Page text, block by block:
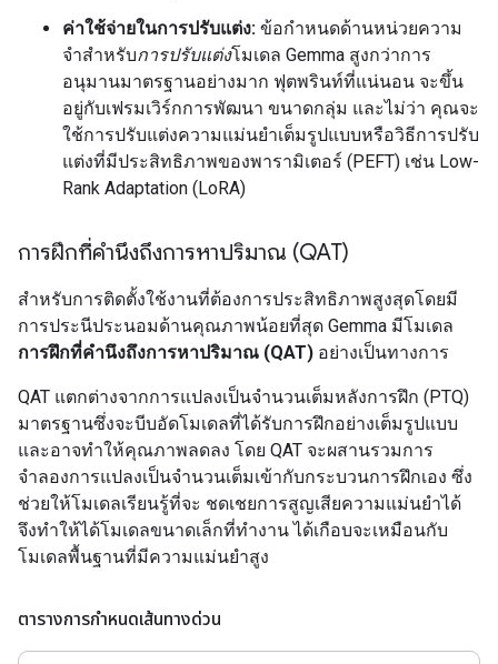
ค่าใช้จ่ายในการปรับแต่ง: ข้อกำหนดด้านหน่วยความ
จำสำหรับการปรับแต่งโมเดล Gemma สูงกว่าการ
อนุมานมาตรฐานอย่างมาก ฟุตพรินท์ที่แน่นอน จะขึ้น
อยู่กับเฟรมเวิร์กการพัฒนา ขนาดกลุ่ม และไม่ว่า คุณจะ
ใช้การปรับแต่งความแม่นยำเต็มรูปแบบหรือวิธีการปรับ
แต่งที่มีประสิทธิภาพของพารามิเตอร์ (PEFT) เช่น Low-
Rank Adaptation (LoRA)
การฝึกที่คำนึงถึงการหาปริมาณ (QAT)
สําหรับการติดตั้งใช้งานที่ต้องการประสิทธิภาพสูงสุดโดยมี
การประนีประนอมด้านคุณภาพน้อยที่สุด Gemma มีโมเดล
การฝึกที่คำนึงถึงการหาปริมาณ (QAT) อย่างเป็นทางการ
QAT แตกต่างจากการแปลงเป็นจำนวนเต็มหลังการฝึก (PTQ)
มาตรฐานซึ่งจะบีบอัดโมเดลที่ได้รับการฝึกอย่างเต็มรูปแบบ
และอาจทำให้คุณภาพลดลง โดย QAT จะผสานรวมการ
จำลองการแปลงเป็นจำนวนเต็มเข้ากับกระบวนการฝึกเอง ซึ่ง
ช่วยให้โมเดลเรียนรู้ที่จะ ชดเชยการสูญเสียความแม่นยำได้
จึงทำให้ได้โมเดลขนาดเล็กที่ทำงาน ได้เกือบจะเหมือนกับ
โมเดลพื้นฐานที่มีความแม่นยำสูง
ตารางการกำหนดเส้นทางด่วน